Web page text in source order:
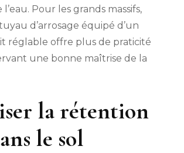
l’eau. Pour les grands massifs,
tuyau d’arrosage équipé d’un
réglable offre plus de praticité
une bonne maîtrise de la
la rétention
le sol